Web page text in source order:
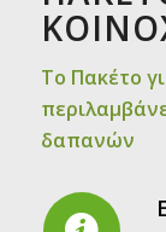
Το Πακέτο
δαπανών